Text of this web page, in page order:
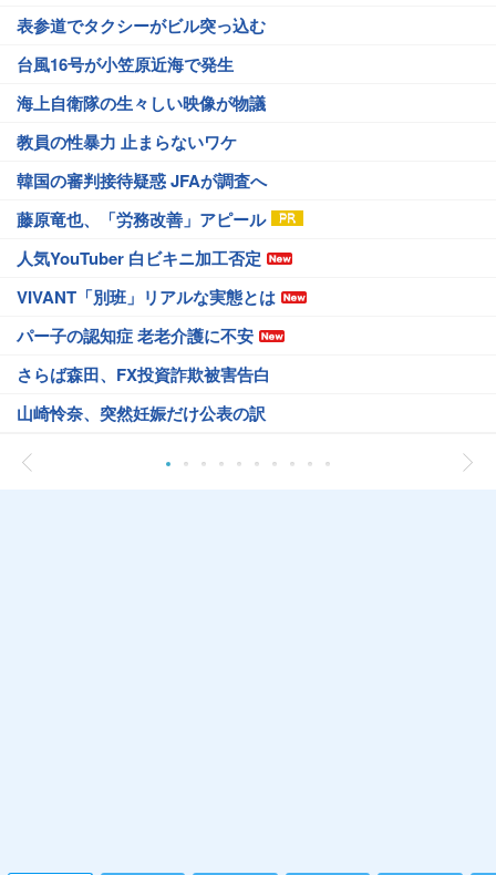
表参道でタクシーがビル突っ込む
台風16号が小笠原近海で発生
海上自衛隊の生々しい映像が物議
教員の性暴力 止まらないワケ
韓国の審判接待疑惑 JFAが調査へ
藤原竜也、「労務改善」アピール
人気YouTuber 白ビキニ加工否定
VIVANT「別班」リアルな実態とは
パー子の認知症 老老介護に不安
さらば森田、FX投資詐欺被害告白
山崎怜奈、突然妊娠だけ公表の訳